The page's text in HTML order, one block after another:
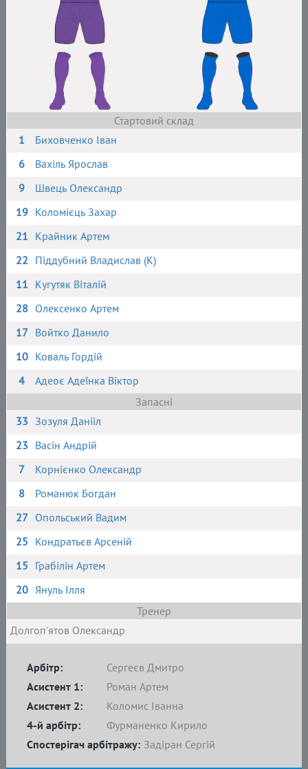
Стартовий склад
1
Биховченко Іван
6
Вахіль Ярослав
9
Швець Олександр
19 Коломієць Захар
21 Крайник Артем
22 Піддубний Владислав (К)
11 Кугутяк Віталій
28 Олексенко Артем
17 Войтко Данило
10 Коваль Гордій
4
Адеоє Адеїнка Віктор
Запасні
33 Зозуля Данііл
23 Васін Андрій
7
Корнієнко Олександр
8
Романюк Богдан
27 Опольський Вадим
25 Кондратьєв Арсеній
15 Грабілін Артем
20 Януль Ілля
Тренер
Долгоп'ятов Олександр
Арбітр:
Сергеєв Дмитро
Асистент 1:
Роман Артем
Асистент 2:
Коломис Іванна
4-й арбітр:
Фурманенко Кирило
Спостерігач арбітражу: Задіран Сергій